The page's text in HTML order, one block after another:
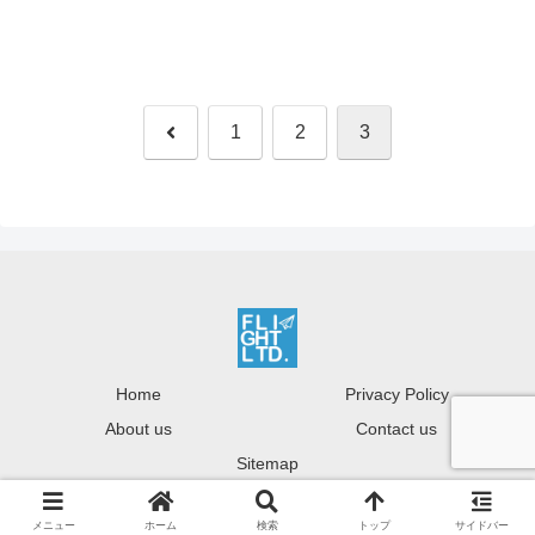
前 1 2 3
Home
Privacy Policy
About us
Contact us
Sitemap
Copyright © Flight-Ltd. All rights reserved.
メニュー ホーム 検索 トップ サイドバー